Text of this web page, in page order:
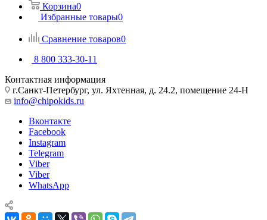
Корзина0
Избранные товары0
Сравнение товаров0
8 800 333-30-11
Контактная информация
г.Санкт-Петербург, ул. Яхтенная, д. 24.2, помещение 24-Н
info@chipokids.ru
Вконтакте
Facebook
Instagram
Telegram
Viber
Viber
WhatsApp